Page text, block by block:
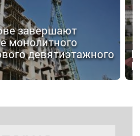
завершают
монолитного
девятиэтажного
В